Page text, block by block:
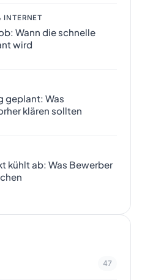
INTERNET
Wann die schnelle
wird
geplant: Was
klären sollten
kühlt ab: Was Bewerber
47